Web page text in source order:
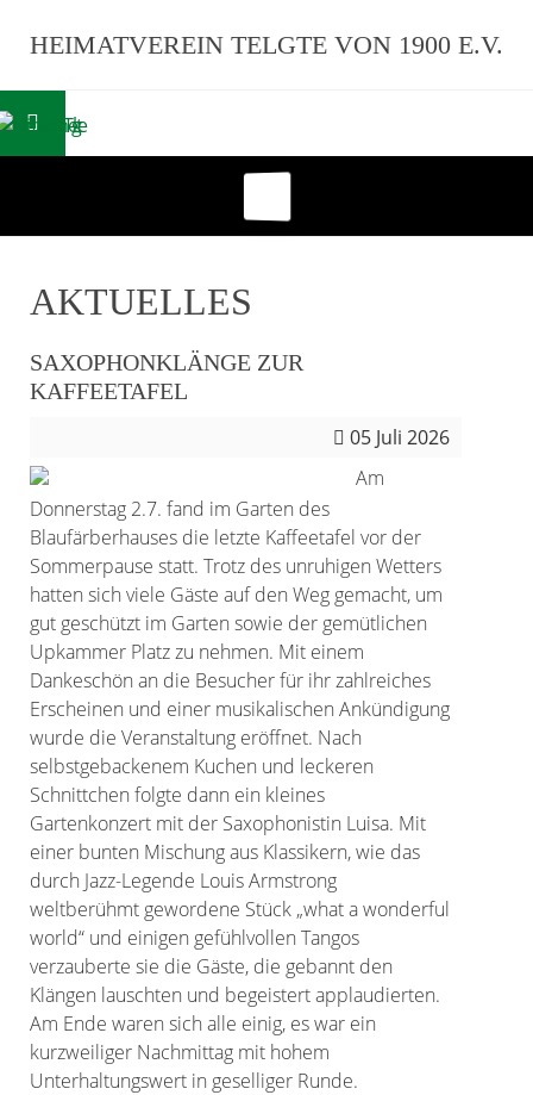
HEIMATVEREIN TELGTE VON 1900 E.V.
AKTUELLES
SAXOPHONKLÄNGE ZUR
KAFFEETAFEL
05 Juli 2026
Am
Donnerstag 2.7. fand im Garten des
Blaufärberhauses die letzte Kaffeetafel vor der
Sommerpause statt. Trotz des unruhigen Wetters
hatten sich viele Gäste auf den Weg gemacht, um
gut geschützt im Garten sowie der gemütlichen
Upkammer Platz zu nehmen. Mit einem
Dankeschön an die Besucher für ihr zahlreiches
Erscheinen und einer musikalischen Ankündigung
wurde die Veranstaltung eröffnet. Nach
selbstgebackenem Kuchen und leckeren
Schnittchen folgte dann ein kleines
Gartenkonzert mit der Saxophonistin Luisa. Mit
einer bunten Mischung aus Klassikern, wie das
durch Jazz-Legende Louis Armstrong
weltberühmt gewordene Stück „what a wonderful
world“ und einigen gefühlvollen Tangos
verzauberte sie die Gäste, die gebannt den
Klängen lauschten und begeistert applaudierten.
Am Ende waren sich alle einig, es war ein
kurzweiliger Nachmittag mit hohem
Unterhaltungswert in geselliger Runde.